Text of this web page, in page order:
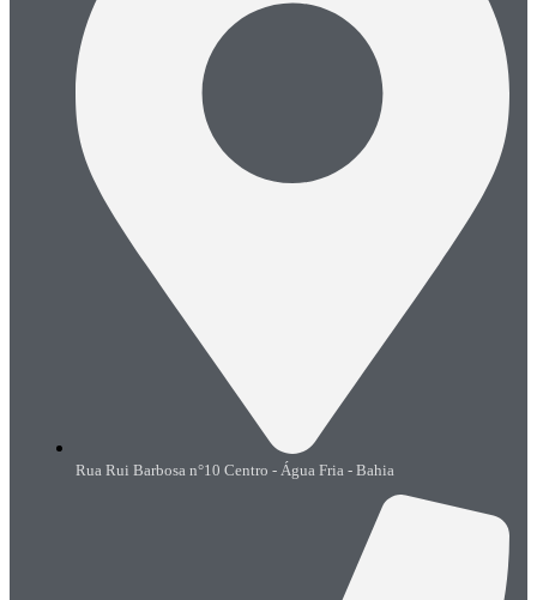
Rua Rui Barbosa n°10 Centro - Água Fria - Bahia